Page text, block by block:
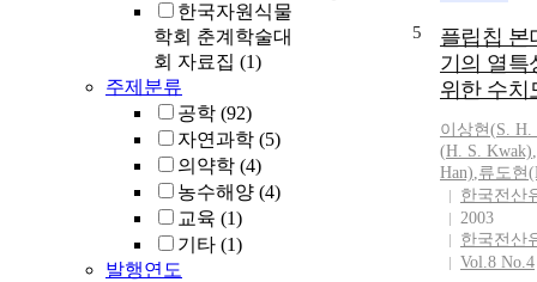
한국자원식물
학회 춘계학술대
회 자료집 (1)
주제분류
공학 (92)
자연과학 (5)
의약학 (4)
농수해양 (4)
교육 (1)
기타 (1)
발행연도
5
플립칩 본
기의 열특
위한 수치
이상현(S. H.
(H. S. Kwak),
Han),류도현
한국전산
2003
한국전산
Vol.8 No.4